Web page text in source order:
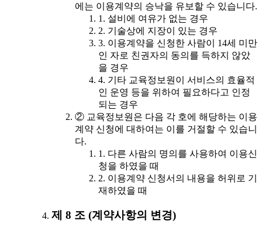
에는 이용계약의 승낙을 유보할 수 있습니다.
1. 설비에 여유가 없는 경우
2. 기술상에 지장이 있는 경우
3. 이용계약을 신청한 사람이 14세 미만
인 자로 친권자의 동의를 득하지 않았
을 경우
4. 기타 교육정보원이 서비스의 효율적
인 운영 등을 위하여 필요하다고 인정
되는 경우
② 교육정보원은 다음 각 호에 해당하는 이용
계약 신청에 대하여는 이를 거절할 수 있습니
다.
1. 다른 사람의 명의를 사용하여 이용신
청을 하였을 때
2. 이용계약 신청서의 내용을 허위로 기
재하였을 때
제 8 조 (계약사항의 변경)